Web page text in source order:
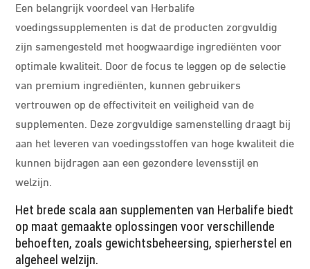
Een belangrijk voordeel van Herbalife
voedingssupplementen is dat de producten zorgvuldig
zijn samengesteld met hoogwaardige ingrediënten voor
optimale kwaliteit. Door de focus te leggen op de selectie
van premium ingrediënten, kunnen gebruikers
vertrouwen op de effectiviteit en veiligheid van de
supplementen. Deze zorgvuldige samenstelling draagt bij
aan het leveren van voedingsstoffen van hoge kwaliteit die
kunnen bijdragen aan een gezondere levensstijl en
welzijn.
Het brede scala aan supplementen van Herbalife biedt
op maat gemaakte oplossingen voor verschillende
behoeften, zoals gewichtsbeheersing, spierherstel en
algeheel welzijn.